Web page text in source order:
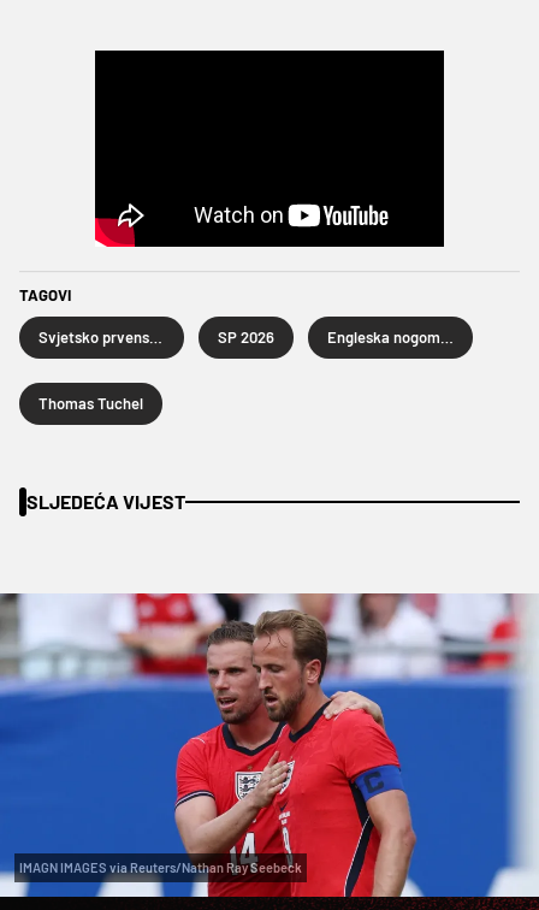
TAGOVI
SP 2026
Thomas Tuchel
SLJEDEĆA VIJEST
IMAGN IMAGES via Reuters/Nathan Ray Seebeck